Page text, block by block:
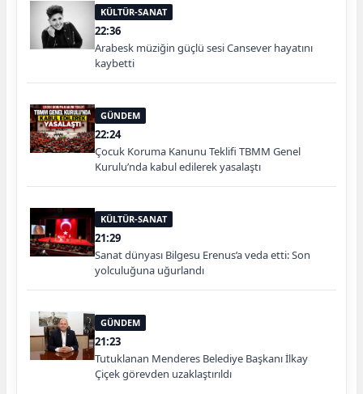
KÜLTÜR-SANAT
22:36
Arabesk müziğin güçlü sesi Cansever hayatını
kaybetti
GÜNDEM
22:24
Çocuk Koruma Kanunu Teklifi TBMM Genel
Kurulu’nda kabul edilerek yasalaştı
KÜLTÜR-SANAT
21:29
Sanat dünyası Bilgesu Erenus’a veda etti: Son
yolculuğuna uğurlandı
GÜNDEM
21:23
Tutuklanan Menderes Belediye Başkanı İlkay
Çiçek görevden uzaklaştırıldı